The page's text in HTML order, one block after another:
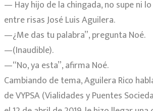
— Hay hijo de la chingada, no supe ni
entre risas José Luis Aguilera.
—¿Me das tu palabra”, pregunta Noé.
—(Inaudible).
—“No, ya esta”, afirma Noé.
Cambiando de tema, Aguilera Rico
de VYPSA (Vialidades y Puentes